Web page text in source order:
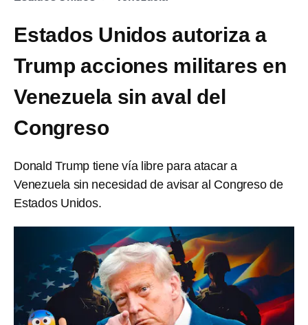
Estados Unidos autoriza a
Trump acciones militares en
Venezuela sin aval del
Congreso
Donald Trump tiene vía libre para atacar a
Venezuela sin necesidad de avisar al Congreso de
Estados Unidos.